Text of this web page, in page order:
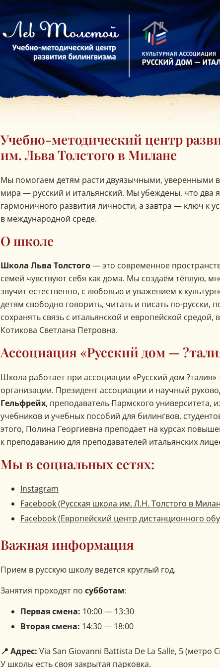
Главная
Учебно-методический центр
им. Льва Толстого в Милане
Мы помогаем детям расти двуязычными,
мира — русский и итальянский. Мы убеждены, что два
гармоничного развития личности, а завтра — ключ к
в международной среде.
О школе
Школа Льва Толстого— это современное
семей чувствуют себя как дома. Мы создаём тёплую,
звучит естественно, с любовью и уважением к
детям свободно говорить, читать и писать по-русски,
сохранять связь с итальянской и европейской
Котикова Светлана Петровна.
Ассоциация «Русский дом —
Школа работает при ассоциации «Русский дом
организации. Президент ассоциации и научный
Гельфрейх, преподаватель Пармского университета,
учебников и учебных пособий для билингвов,
этого, Полина Георгиевна преподает на курсах
к преподаванию для преподавателей итальянских
Мы в социальных сетях:
Instagram
Facebook (Русская школа им. Л.Н. Толстого в
Facebook (Европейский центр дистанционного
Важная информация
Прием в русскую школу ведется круглый год.
Занятия проходят по субботам:
Первая смена: 10:00 — 13:30
Вторая смена: 14:30 — 18:00
📍 Адрес: Via San Giovanni Battista De La Salle, 5 (метро
У школы есть своя закрытая парковка.